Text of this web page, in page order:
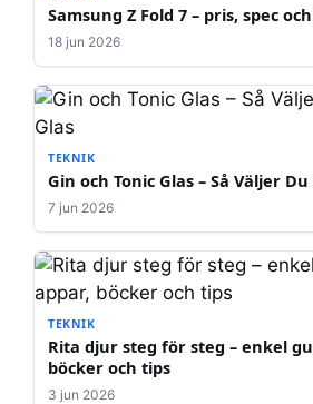
Samsung Z Fold 7 – pris, spec
18 jun 2026
TEKNIK
Gin och Tonic Glas – Så Väljer
7 jun 2026
TEKNIK
Rita djur steg för steg – enkel
böcker och tips
3 jun 2026